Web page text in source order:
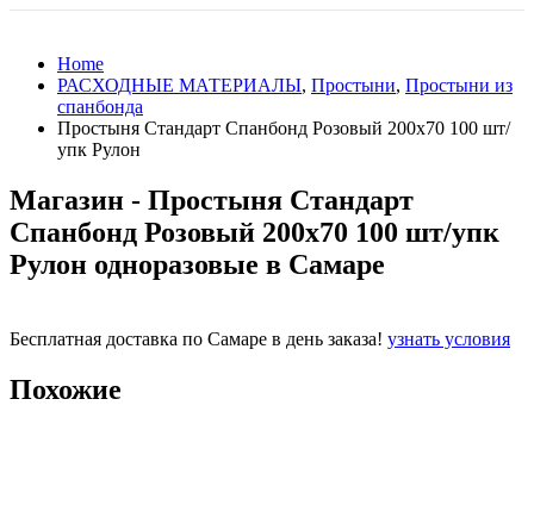
Home
РАСХОДНЫЕ МАТЕРИАЛЫ, Простыни, Простыни из
спанбонда
Простыня Стандарт Спанбонд Розовый 200х70 100 шт/
упк Рулон
Магазин - Простыня Стандарт
Спанбонд Розовый 200х70 100 шт/упк
Рулон одноразовые в Самаре
Бесплатная доставка по Самаре в день заказа! узнать условия
Похожие